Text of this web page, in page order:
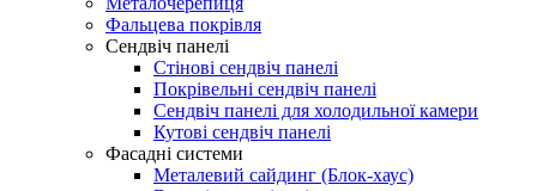
Фальцева покрівля
Сендвіч панелі
Стінові сендвіч панелі
Покрівельні сендвіч панелі
Сендвіч панелі для холодильної камери
Кутові сендвіч панелі
Фасадні системи
Металевий сайдинг (Блок-хаус)